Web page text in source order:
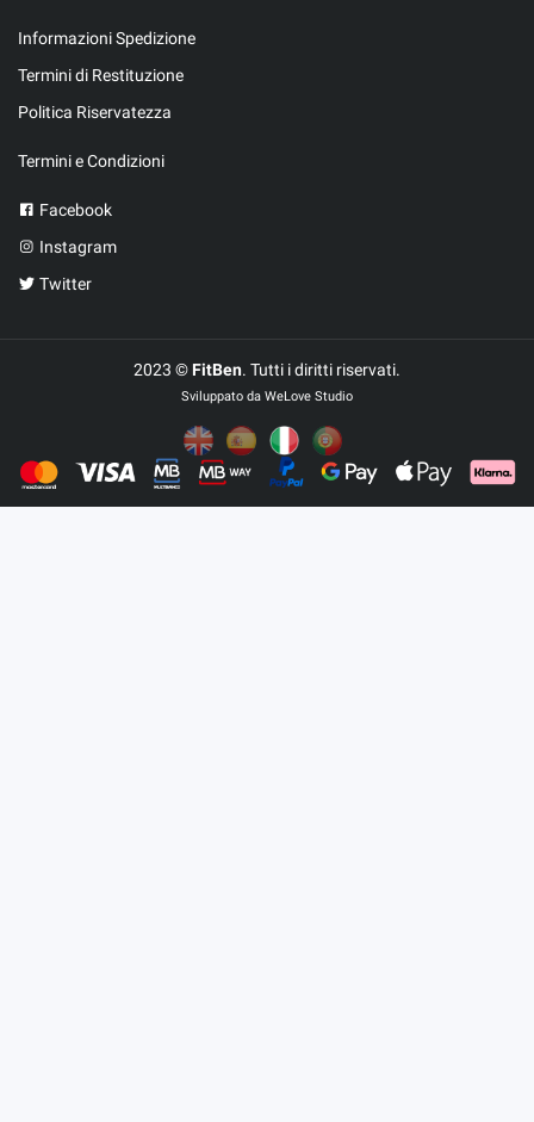
Informazioni Spedizione
Termini di Restituzione
Politica Riservatezza
Termini e Condizioni
Facebook
Instagram
Twitter
2023 ©FitBen. Tutti i diritti riservati.
Sviluppato da WeLove Studio